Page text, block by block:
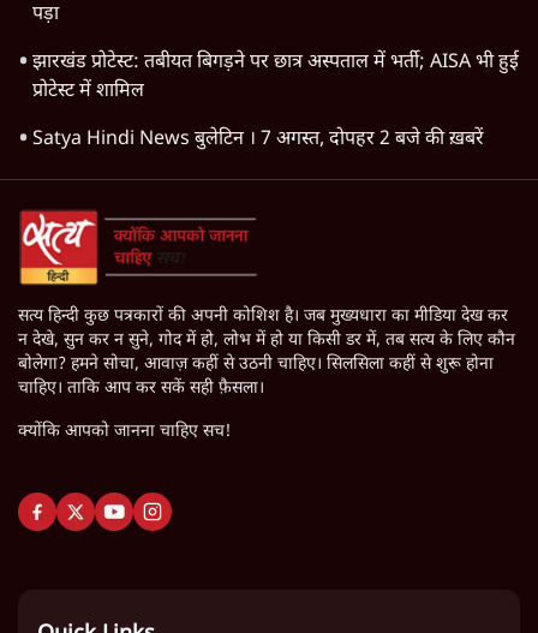
पड़ा
झारखंड प्रोटेस्ट: तबीयत बिगड़ने पर छात्र अस्पताल में भर्ती; AISA भी हुई
प्रोटेस्ट में शामिल
Satya Hindi News बुलेटिन । 7 अगस्त, दोपहर 2 बजे की ख़बरें
सत्य हिन्दी कुछ पत्रकारों की अपनी कोशिश है। जब मुख्यधारा का मीडिया देख कर
न देखे, सुन कर न सुने, गोद में हो, लोभ में हो या किसी डर में, तब सत्य के लिए कौन
बोलेगा? हमने सोचा, आवाज़ कहीं से उठनी चाहिए। सिलसिला कहीं से शुरू होना
चाहिए। ताकि आप कर सकें सही फ़ैसला।
क्योंकि आपको जानना चाहिए सच!